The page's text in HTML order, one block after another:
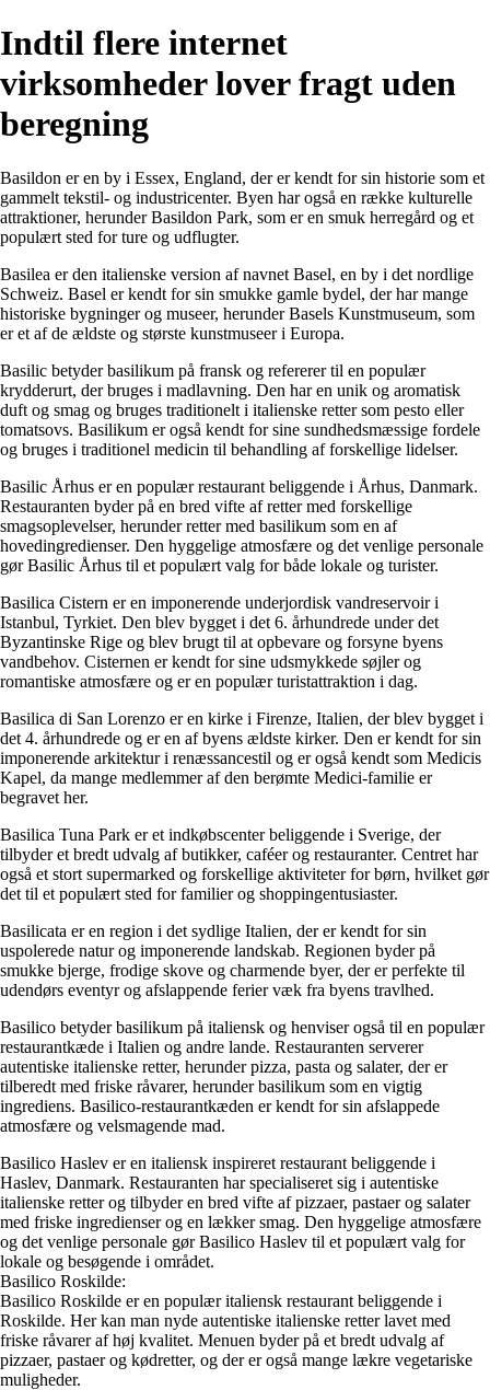
Indtil flere internet
virksomheder lover fragt uden
beregning
Basildon er en by i Essex, England, der er kendt for sin historie som et
gammelt tekstil- og industricenter. Byen har også en række kulturelle
attraktioner, herunder Basildon Park, som er en smuk herregård og et
populært sted for ture og udflugter.
Basilea er den italienske version af navnet Basel, en by i det nordlige
Schweiz. Basel er kendt for sin smukke gamle bydel, der har mange
historiske bygninger og museer, herunder Basels Kunstmuseum, som
er et af de ældste og største kunstmuseer i Europa.
Basilic betyder basilikum på fransk og refererer til en populær
krydderurt, der bruges i madlavning. Den har en unik og aromatisk
duft og smag og bruges traditionelt i italienske retter som pesto eller
tomatsovs. Basilikum er også kendt for sine sundhedsmæssige fordele
og bruges i traditionel medicin til behandling af forskellige lidelser.
Basilic Århus er en populær restaurant beliggende i Århus, Danmark.
Restauranten byder på en bred vifte af retter med forskellige
smagsoplevelser, herunder retter med basilikum som en af ​​
hovedingredienser. Den hyggelige atmosfære og det venlige personale
gør Basilic Århus til et populært valg for både lokale og turister.
Basilica Cistern er en imponerende underjordisk vandreservoir i
Istanbul, Tyrkiet. Den blev bygget i det 6. århundrede under det
Byzantinske Rige og blev brugt til at opbevare og forsyne byens
vandbehov. Cisternen er kendt for sine udsmykkede søjler og
romantiske atmosfære og er en populær turistattraktion i dag.
Basilica di San Lorenzo er en kirke i Firenze, Italien, der blev bygget i
det 4. århundrede og er en af ​​byens ældste kirker. Den er kendt for sin
imponerende arkitektur i renæssancestil og er også kendt som Medicis
Kapel, da mange medlemmer af den berømte Medici-familie er
begravet her.
Basilica Tuna Park er et indkøbscenter beliggende i Sverige, der
tilbyder et bredt udvalg af butikker, caféer og restauranter. Centret har
også et stort supermarked og forskellige aktiviteter for børn, hvilket gør
det til et populært sted for familier og shoppingentusiaster.
Basilicata er en region i det sydlige Italien, der er kendt for sin
uspolerede natur og imponerende landskab. Regionen byder på
smukke bjerge, frodige skove og charmende byer, der er perfekte til
udendørs eventyr og afslappende ferier væk fra byens travlhed.
Basilico betyder basilikum på italiensk og henviser også til en populær
restaurantkæde i Italien og andre lande. Restauranten serverer
autentiske italienske retter, herunder pizza, pasta og salater, der er
tilberedt med friske råvarer, herunder basilikum som en vigtig
ingrediens. Basilico-restaurantkæden er kendt for sin afslappede
atmosfære og velsmagende mad.
Basilico Haslev er en italiensk inspireret restaurant beliggende i
Haslev, Danmark. Restauranten har specialiseret sig i autentiske
italienske retter og tilbyder en bred vifte af pizzaer, pastaer og salater
med friske ingredienser og en lækker smag. Den hyggelige atmosfære
og det venlige personale gør Basilico Haslev til et populært valg for
lokale og besøgende i området.
Basilico Roskilde:
Basilico Roskilde er en populær italiensk restaurant beliggende i
Roskilde. Her kan man nyde autentiske italienske retter lavet med
friske råvarer af høj kvalitet. Menuen byder på et bredt udvalg af
pizzaer, pastaer og kødretter, og der er også mange lækre vegetariske
muligheder.